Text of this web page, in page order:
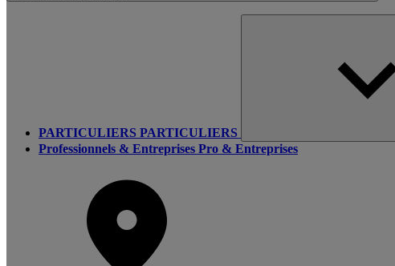
PARTICULIERS PARTICULIERS
Professionnels & Entreprises Pro & Entreprises